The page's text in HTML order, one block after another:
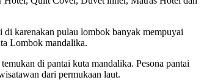
karenakan pulau lombok banyak mempuyai
Lombok mandalika.
di pantai kuta mandalika. Pesona pantai
dari permukaan laut.